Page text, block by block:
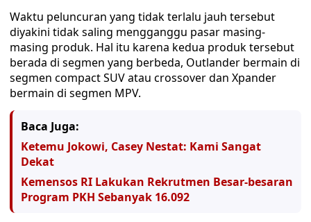
Waktu peluncuran yang tidak terlalu jauh tersebut
diyakini tidak saling mengganggu pasar masing-
masing produk. Hal itu karena kedua produk tersebut
berada di segmen yang berbeda, Outlander bermain di
segmen compact SUV atau crossover dan Xpander
bermain di segmen MPV.
Baca Juga:
Ketemu Jokowi, Casey Nestat: Kami Sangat
Dekat
Kemensos RI Lakukan Rekrutmen Besar-besaran
Program PKH Sebanyak 16.092